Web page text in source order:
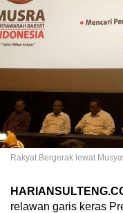
Rakyat Bergerak lewat
relawan garis keras